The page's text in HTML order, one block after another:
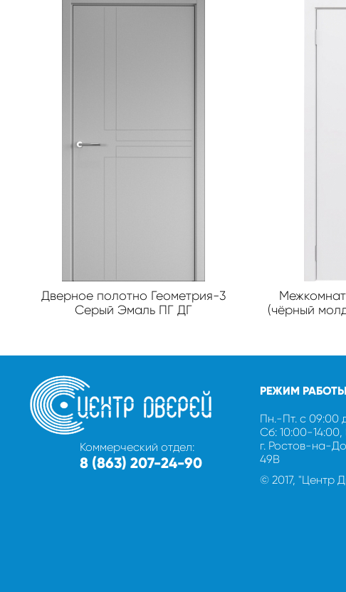
Дверное полотно Геометрия-3
Серый Эмаль ПГ ДГ
(чёрный
Коммерческий отдел:
8 (863) 207-24-90
РЕЖИМ
Пн.-Пт. с 09:00
Сб: 10:00-
г. Ростов-на-
49В
© 2017, "Центр